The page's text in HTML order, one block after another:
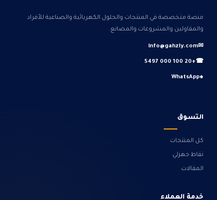
منصة متخصصة في المنتجات والحلول الكهربائية والصناعية للأفراد
والمقاولين والمشروعات والمصانع.
✉
info@gahzly.com
☎
+20 100 000 5497
●
WhatsApp
التسوق
كل المنتجات
نقاط جهزلي
المقالات
خدمة العملاء